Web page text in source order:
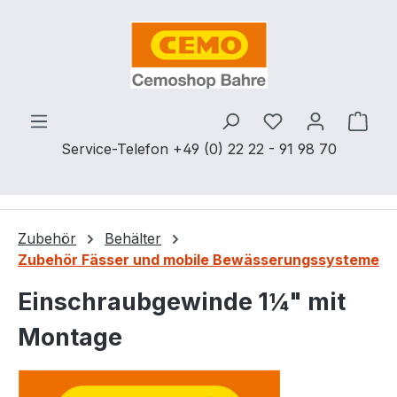
Zum Hauptinhalt springen
Service-Telefon +49 (0) 22 22 - 91 98 70
Du hast 0
Zubehör
Behälter
Zubehör Fässer und mobile Bewässerungssysteme
Einschraubgewinde 1¼" mit
Montage